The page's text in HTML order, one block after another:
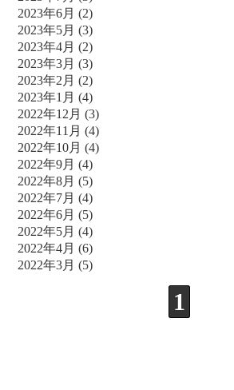
2023年6月 (2)
2023年5月 (3)
2023年4月 (2)
2023年3月 (3)
2023年2月 (2)
2023年1月 (4)
2022年12月 (3)
2022年11月 (4)
2022年10月 (4)
2022年9月 (4)
2022年8月 (5)
2022年7月 (4)
2022年6月 (5)
2022年5月 (4)
2022年4月 (6)
2022年3月 (5)
1